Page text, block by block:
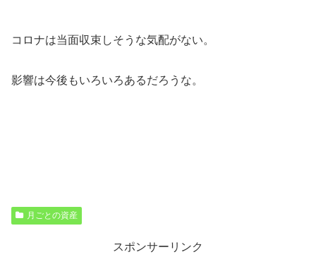
コロナは当面収束しそうな気配がない。
影響は今後もいろいろあるだろうな。
月ごとの資産
スポンサーリンク